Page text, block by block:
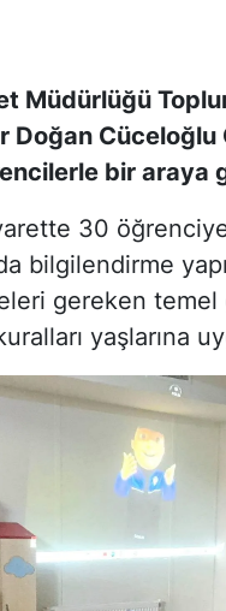
Müdürlüğü
Doğan
bir araya
30
bilgilendirme
gereken
yaşlarına